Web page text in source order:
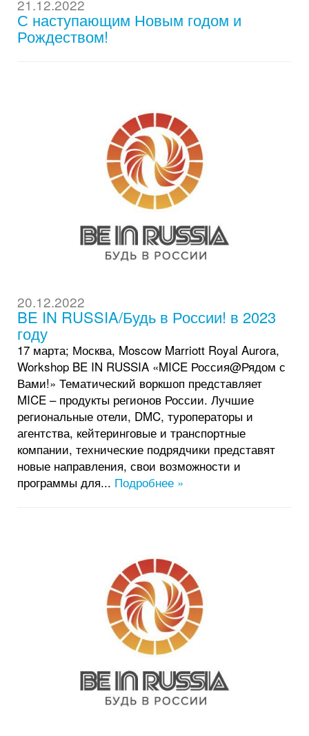
21.12.2022
С наступающим Новым годом и
Рождеством!
20.12.2022
BE IN RUSSIA/Будь в России! в 2023
году
17 марта; Москва, Moscow Marriott Royal Aurora,
Workshop BE IN RUSSIA «MICE Россия@Рядом с
Вами!» Тематический воркшоп представляет
MICE – продукты регионов России. Лучшие
региональные отели, DMC, туроператоры и
агентства, кейтеринговые и транспортные
компании, технические подрядчики представят
новые направления, свои возможности и
программы для... Подробнее »